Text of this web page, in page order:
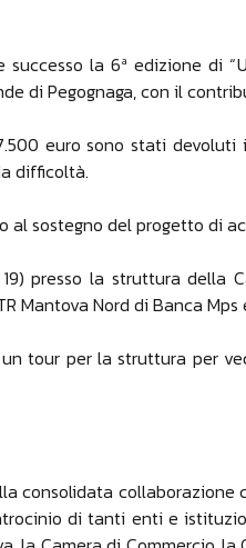
la 6ª edizione di
di Pegognaga, con il
euro sono stati devoluti
difficoltà.
sostegno del progetto di
presso la struttura della
Mantova Nord di Banca
tour per la struttura per
consolidata collaborazione
di tanti enti e